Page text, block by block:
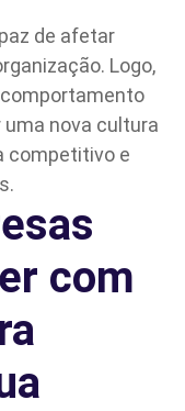
de afetar
Logo,
nova cultura
competitivo e
com